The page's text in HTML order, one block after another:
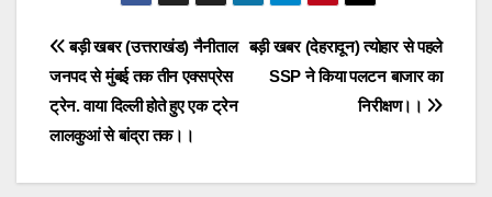
Post
navigation
बड़ी खबर (देहरादून) त्योहार से पहले
SSP ने किया पलटन बाजार का
निरीक्षण।।
बड़ी खबर (उत्तराखंड) नैनीताल
जनपद से मुंबई तक तीन एक्सप्रेस
ट्रेन. वाया दिल्ली होते हुए एक ट्रेन
लालकुआं से बांद्रा तक।।